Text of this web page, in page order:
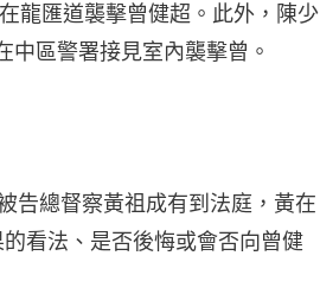
龍匯道襲擊曾健超。此外，陳少
中區警署接見室內襲擊曾。
告總督察黃祖成有到法庭，黃在
看法、是否後悔或會否向曾健